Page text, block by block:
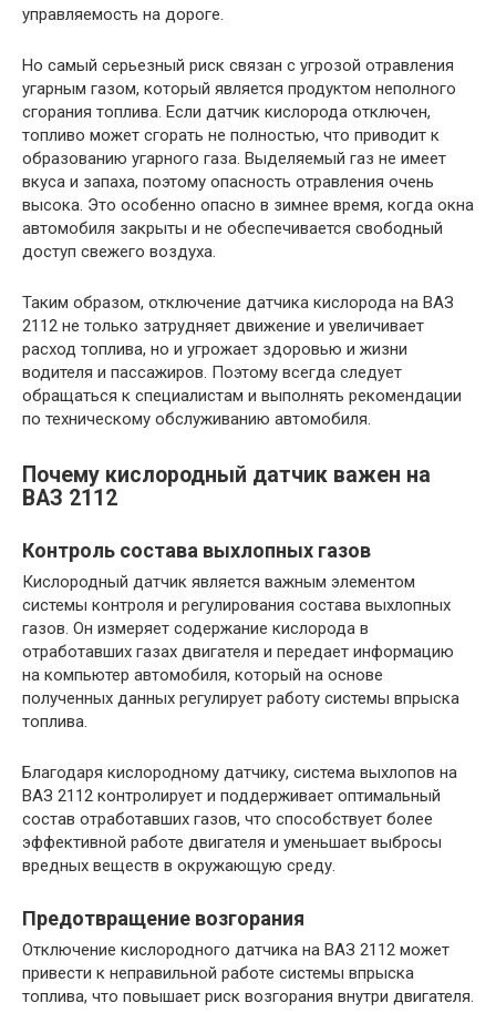
управляемость на дороге.
Но самый серьезный риск связан с угрозой отравления
угарным газом, который является продуктом неполного
сгорания топлива. Если датчик кислорода отключен,
топливо может сгорать не полностью, что приводит к
образованию угарного газа. Выделяемый газ не имеет
вкуса и запаха, поэтому опасность отравления очень
высока. Это особенно опасно в зимнее время, когда окна
автомобиля закрыты и не обеспечивается свободный
доступ свежего воздуха.
Таким образом, отключение датчика кислорода на ВАЗ
2112 не только затрудняет движение и увеличивает
расход топлива, но и угрожает здоровью и жизни
водителя и пассажиров. Поэтому всегда следует
обращаться к специалистам и выполнять рекомендации
по техническому обслуживанию автомобиля.
Почему кислородный датчик важен на
ВАЗ 2112
Контроль состава выхлопных газов
Кислородный датчик является важным элементом
системы контроля и регулирования состава выхлопных
газов. Он измеряет содержание кислорода в
отработавших газах двигателя и передает информацию
на компьютер автомобиля, который на основе
полученных данных регулирует работу системы впрыска
топлива.
Благодаря кислородному датчику, система выхлопов на
ВАЗ 2112 контролирует и поддерживает оптимальный
состав отработавших газов, что способствует более
эффективной работе двигателя и уменьшает выбросы
вредных веществ в окружающую среду.
Предотвращение возгорания
Отключение кислородного датчика на ВАЗ 2112 может
привести к неправильной работе системы впрыска
топлива, что повышает риск возгорания внутри двигателя.